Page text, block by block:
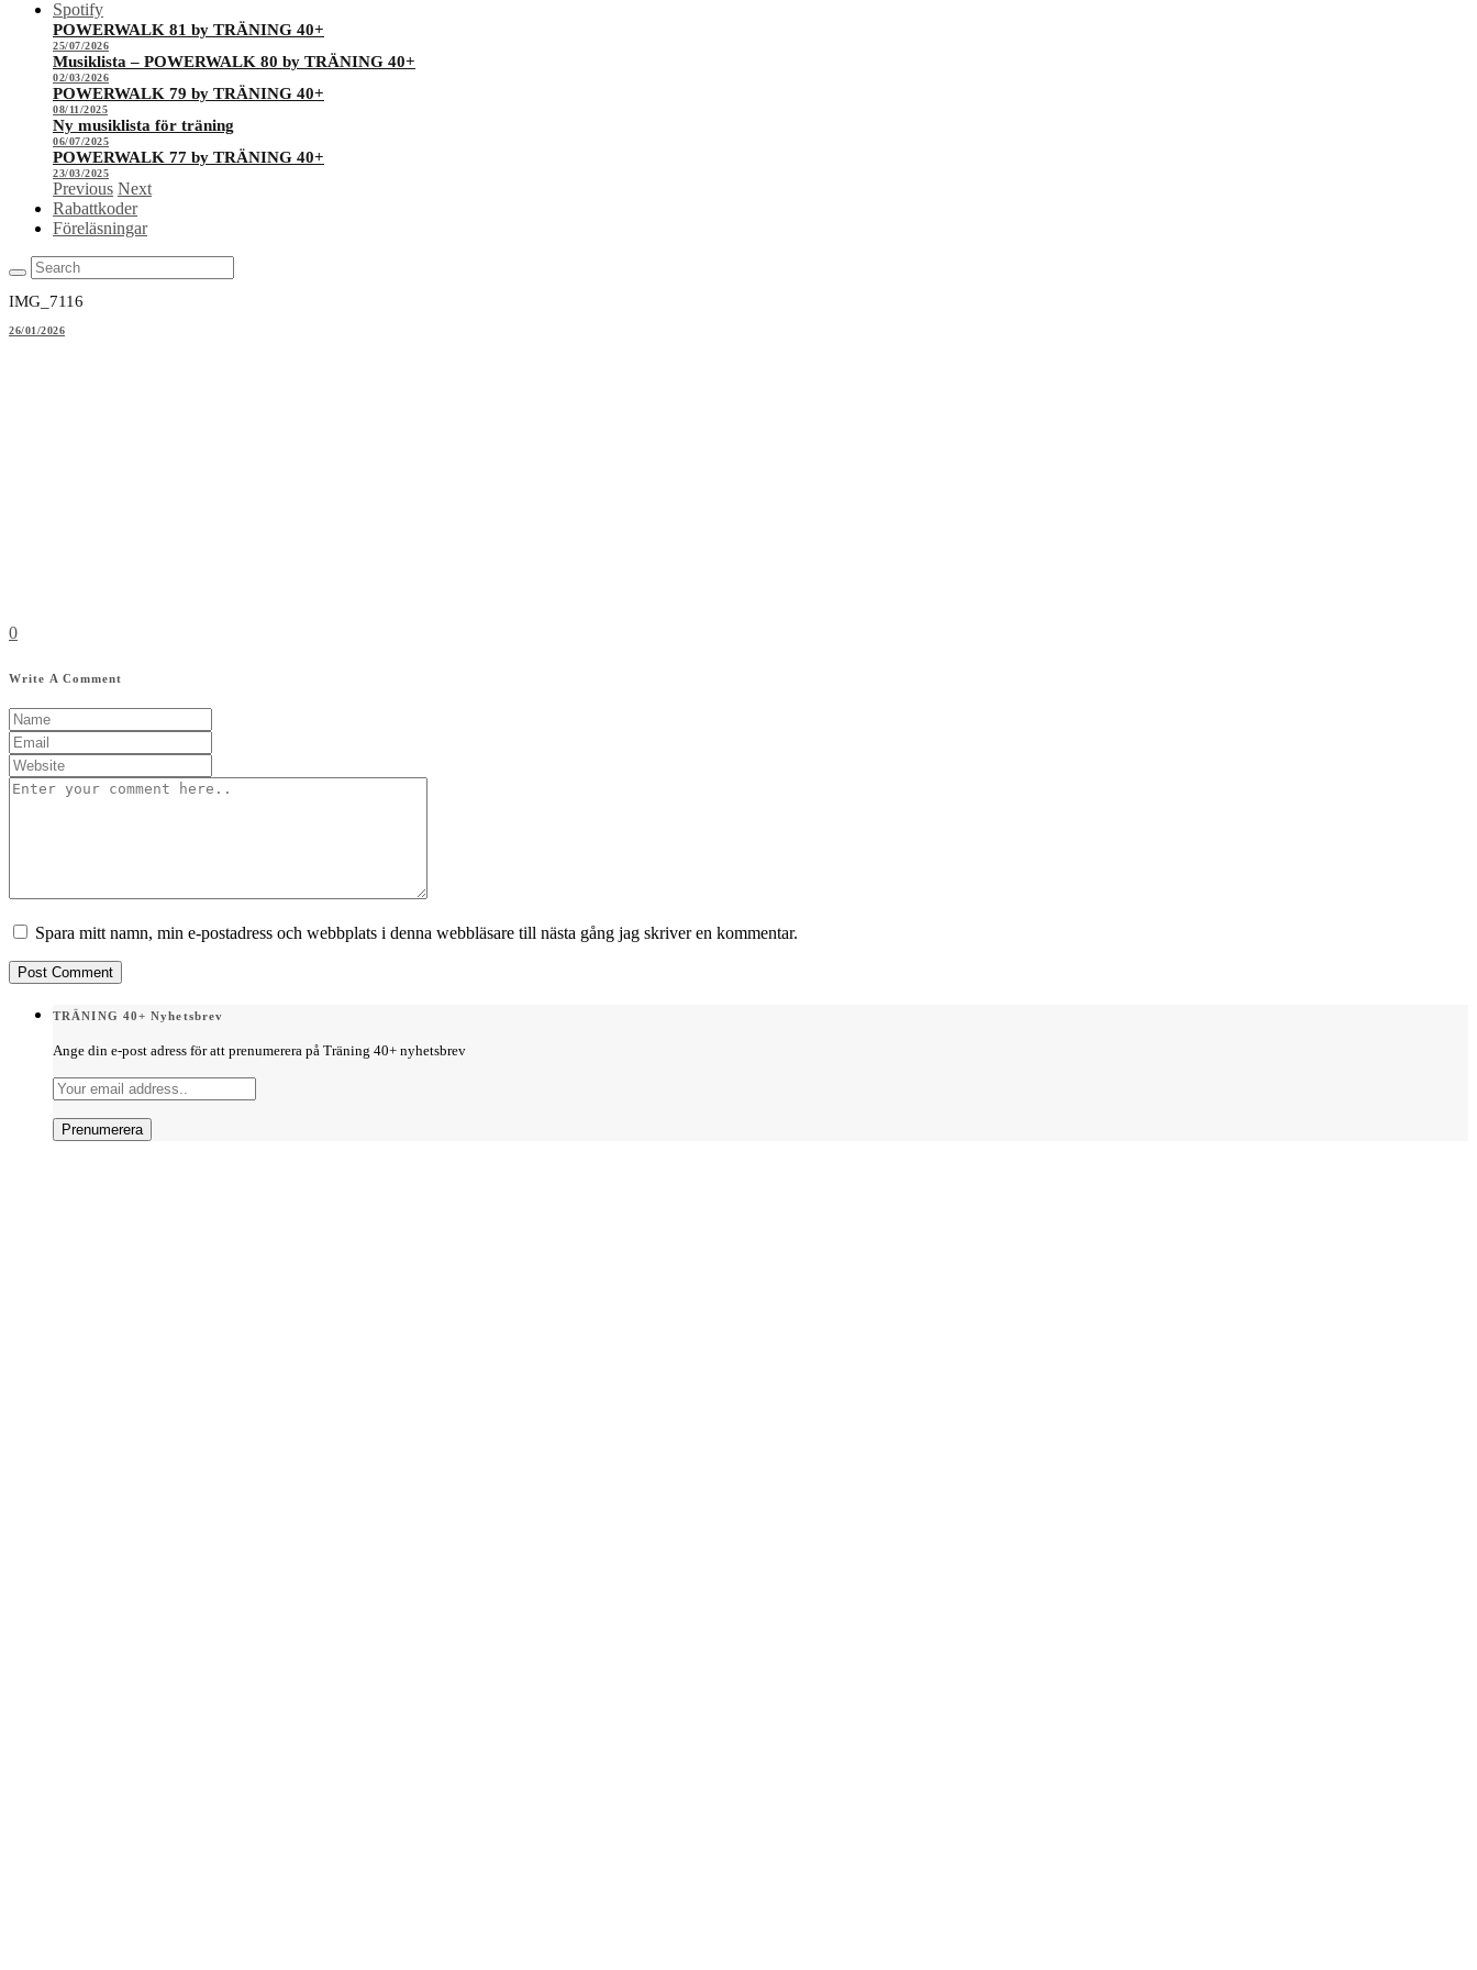
Spotify
POWERWALK 81 by TRÄNING 40+
25/07/2026
Musiklista – POWERWALK 80 by TRÄNING 40+
02/03/2026
POWERWALK 79 by TRÄNING 40+
08/11/2025
Ny musiklista för träning
06/07/2025
POWERWALK 77 by TRÄNING 40+
23/03/2025
Previous Next
Rabattkoder
Föreläsningar
IMG_7116
26/01/2026
0
Write A Comment
Spara mitt namn, min e-postadress och webbplats i denna webbläsare till nästa gång jag skriver en kommentar.
TRÄNING 40+ Nyhetsbrev
Ange din e-post adress för att prenumerera på Träning 40+ nyhetsbrev